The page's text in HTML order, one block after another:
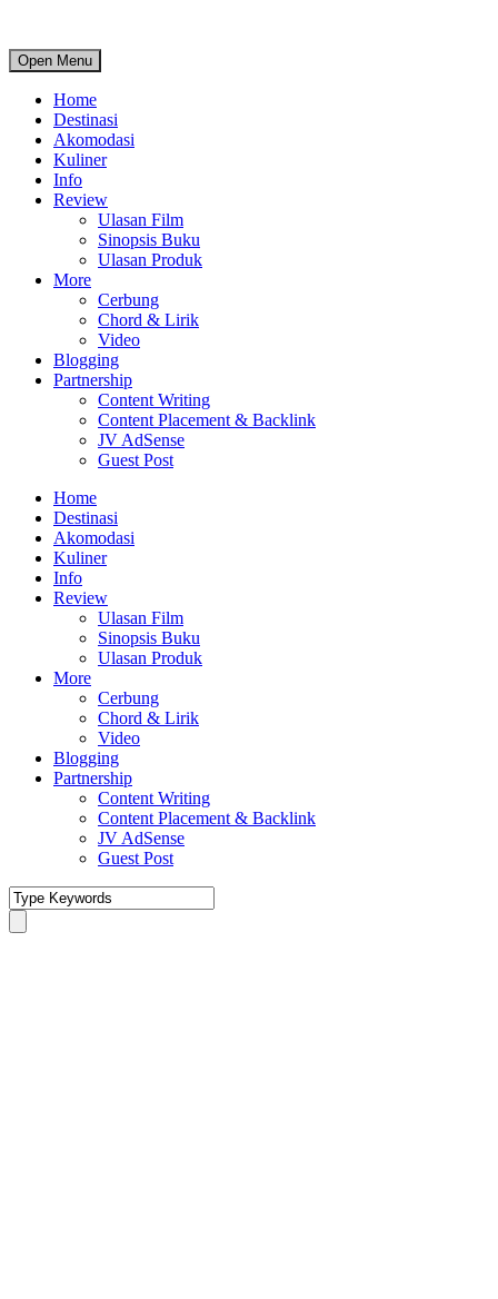
Open Menu
Home
Destinasi
Akomodasi
Kuliner
Info
Review
Ulasan Film
Sinopsis Buku
Ulasan Produk
More
Cerbung
Chord & Lirik
Video
Blogging
Partnership
Content Writing
Content Placement & Backlink
JV AdSense
Guest Post
Home
Destinasi
Akomodasi
Kuliner
Info
Review
Ulasan Film
Sinopsis Buku
Ulasan Produk
More
Cerbung
Chord & Lirik
Video
Blogging
Partnership
Content Writing
Content Placement & Backlink
JV AdSense
Guest Post